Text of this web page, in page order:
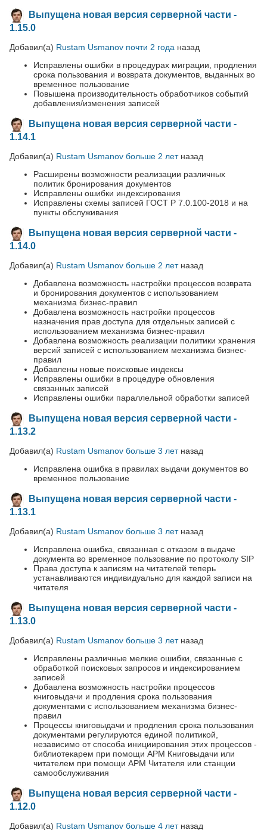
Выпущена новая версия серверной части -
1.15.0
Добавил(а) Rustam Usmanov почти 2 года назад
Исправлены ошибки в процедурах миграции, продления
срока пользования и возврата документов, выданных во
временное пользование
Повышена производительность обработчиков событий
добавления/изменения записей
Выпущена новая версия серверной части -
1.14.1
Добавил(а) Rustam Usmanov больше 2 летназад
Расширены возможности реализации различных
политик бронирования документов
Исправлены ошибки индексирования
Исправлены схемы записей ГОСТ Р 7.0.100-2018 и на
пункты обслуживания
Выпущена новая версия серверной части -
1.14.0
Добавил(а) Rustam Usmanov больше 2 летназад
Добавлена возможность настройки процессов возврата
и бронирования документов с использованием
механизма бизнес-правил
Добавлена возможность настройки процессов
назначения прав доступа для отдельных записей с
использованием механизма бизнес-правил
Добавлена возможность реализации политики хранения
версий записей с использованием механизма бизнес-
правил
Добавлены новые поисковые индексы
Исправлены ошибки в процедуре обновления
связанных записей
Исправлены ошибки параллельной обработки записей
Выпущена новая версия серверной части -
1.13.2
Добавил(а) Rustam Usmanov больше 3 летназад
Исправлена ошибка в правилах выдачи документов во
временное пользование
Выпущена новая версия серверной части -
1.13.1
Добавил(а) Rustam Usmanov больше 3 летназад
Исправлена ошибка, связанная с отказом в выдаче
документа во временное пользование по протоколу SIP
Права доступа к записям на читателей теперь
устанавливаются индивидуально для каждой записи на
читателя
Выпущена новая версия серверной части -
1.13.0
Добавил(а) Rustam Usmanov больше 3 летназад
Исправлены различные мелкие ошибки, связанные с
обработкой поисковых запросов и индексированием
записей
Добавлена возможность настройки процессов
книговыдачи и продления срока пользования
документами с использованием механизма бизнес-
правил
Процессы книговыдачи и продления срока пользования
документами регулируются единой политикой,
независимо от способа инициирования этих процессов -
библиотекарем при помощи АРМ Книговыдачи или
читателем при помощи АРМ Читателя или станции
самообслуживания
Выпущена новая версия серверной части -
1.12.0
Добавил(а) Rustam Usmanov больше 4 летназад